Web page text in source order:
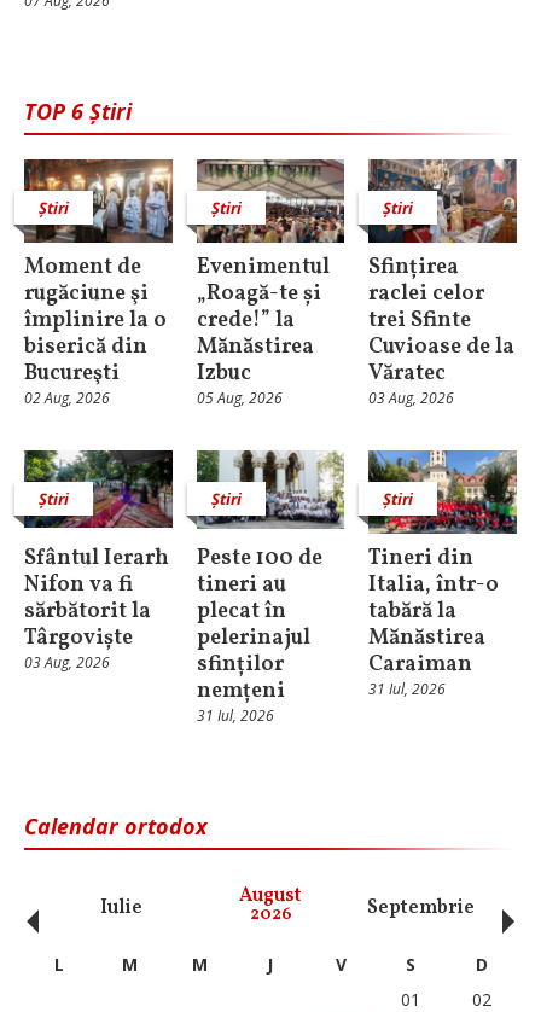
TOP 6 Știri
Știri
Moment de
rugăciune şi
împlinire la o
biserică din
Bucureşti
02 Aug, 2026
Știri
Evenimentul
„Roagă-te și
crede!” la
Mănăstirea
Izbuc
05 Aug, 2026
Știri
Sfințirea
raclei celor
trei Sfinte
Cuvioase de la
Văratec
03 Aug, 2026
Știri
Sfântul Ierarh
Nifon va fi
sărbătorit la
Târgoviște
03 Aug, 2026
Știri
Peste 100 de
tineri au
plecat în
pelerinajul
sfinților
nemțeni
31 Iul, 2026
Știri
Tineri din
Italia, într-o
tabără la
Mănăstirea
Caraiman
31 Iul, 2026
Calendar ortodox
Iulie August
2026 Septembrie
‹ L M M J V S
D
01
02